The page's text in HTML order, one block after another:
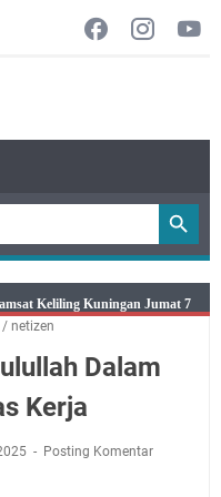
Mobil SIM Keliling Ada di
Agustus 2026: Jika Keberkahan
Memiliki Sekarung Penuh Uang
Bukan Cuma Kewajiban, Tapi
/ netizen
Dalam
Kerja
Posting Komentar